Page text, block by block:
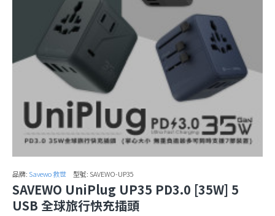
品牌: Savewo 救世 型號: SAVEWO-UP35
SAVEWO UniPlug UP35 PD3.0 [35W] 5
USB 全球旅行快充插頭